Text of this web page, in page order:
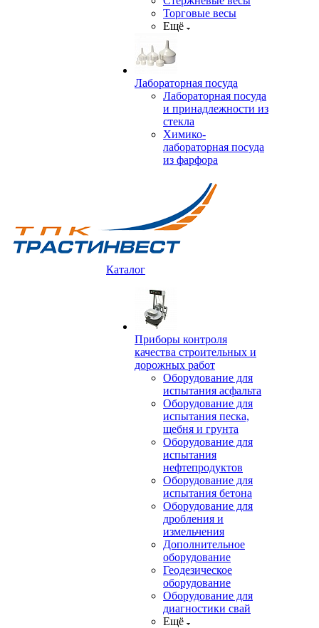
Торговые весы
Ещё
Лабораторная посуда
Лабораторная посуда
и принадлежности из
стекла
Химико-
лабораторная посуда
из фарфора
Каталог
Приборы контроля
качества строительных и
дорожных работ
Оборудование для
испытания асфальта
Оборудование для
испытания песка,
щебня и грунта
Оборудование для
испытания
нефтепродуктов
Оборудование для
испытания бетона
Оборудование для
дробления и
измельчения
Дополнительное
оборудование
Геодезическое
оборудование
Оборудование для
диагностики свай
Ещё